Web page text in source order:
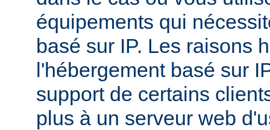
équipements qui
basé sur IP. Les raisons
l'hébergement basé sur
support de certains
plus à un serveur web